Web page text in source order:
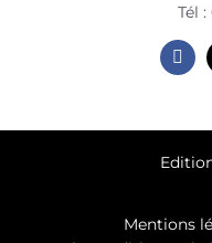
Tél :
Mentions